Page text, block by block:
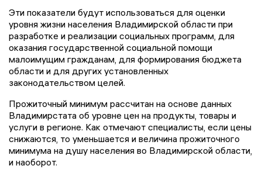
Эти показатели будут использоваться для оценки
уровня жизни населения Владимирской области при
разработке и реализации социальных программ, для
оказания государственной социальной помощи
малоимущим гражданам, для формирования бюджета
области и для других установленных
законодательством целей.
Прожиточный минимум рассчитан на основе данных
Владимирстата об уровне цен на продукты, товары и
услуги в регионе. Как отмечают специалисты, если цены
снижаются, то уменьшается и величина прожиточного
минимума на душу населения во Владимирской области,
и наоборот.